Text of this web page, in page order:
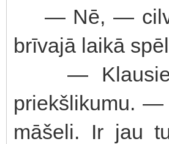
— Nē, —
brīvajā laikā
—
priekšlikumu. —
māšeli. Ir jau